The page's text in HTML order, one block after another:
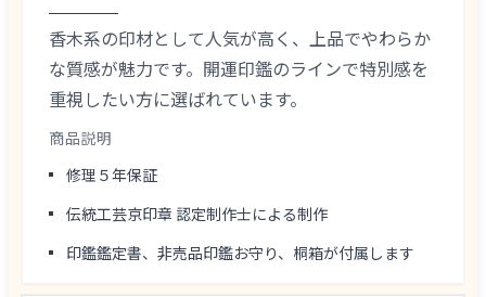
香木系の印材として人気が高く、上品でやわらか
な質感が魅力です。開運印鑑のラインで特別感を
重視したい方に選ばれています。
商品説明
修理５年保証
伝統工芸京印章 認定制作士による制作
印鑑鑑定書、非売品印鑑お守り、桐箱が付属します